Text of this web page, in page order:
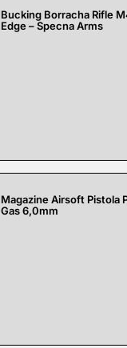
Bucking Borracha Rifle
Edge – Specna Arms
Magazine Airsoft Pistola
Gas 6,0mm